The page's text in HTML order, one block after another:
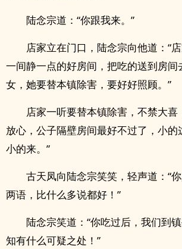
陆念宗道：“你跟我来。”
店家立在门口，陆念宗向他道：“
一间静一点的好房间，把吃的送到房间
女，她要替本镇除害，要好好照顾。”
店家一听要替本镇除害，不禁大喜
放心，公子隔壁房间最好不过了，小
小的来。”
古天凤向陆念宗笑笑，轻声道：“
两语，比什么多说都好！”
陆念宗笑道：“你吃过后，我们到
知有什么可疑之处！”